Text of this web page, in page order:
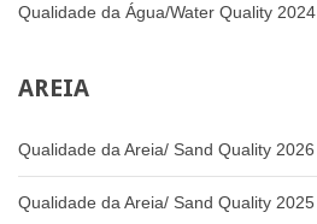
Qualidade da Água/Water Quality 2024
AREIA
Qualidade da Areia/ Sand Quality 2026
Qualidade da Areia/ Sand Quality 2025